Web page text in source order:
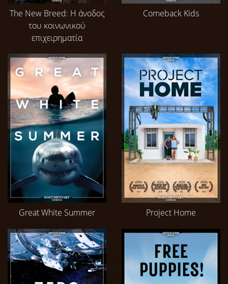
The New Breed: Η άνοδος
του κοινωνικού
επιχειρηματία
Comeback Kids
Great White Summer Project Home